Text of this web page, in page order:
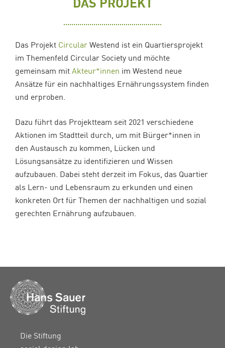
Das Projekt Circular Westend ist ein Quartiersprojekt
im Themenfeld Circular Society und möchte
gemeinsam mit Akteur*innen im Westend neue
Ansätze für ein nachhaltiges Ernährungssystem finden
und erproben.
Dazu führt das Projektteam seit 2021 verschiedene
Aktionen im Stadtteil durch, um mit Bürger*innen in
den Austausch zu kommen, Lücken und
Lösungsansätze zu identifizieren und Wissen
aufzubauen. Dabei steht derzeit im Fokus, das Quartier
als Lern- und Lebensraum zu erkunden und einen
konkreten Ort für Themen der nachhaltigen und sozial
gerechten Ernährung aufzubauen.
Die Stiftung